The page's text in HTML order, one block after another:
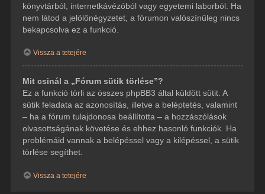
könyvtárból, internetkávézóból vagy egyetemi laborból. Ha
nem látod a jelölőnégyzetet, a fórumon valószínűleg nincs
bekapcsolva ez a funkció.
Vissza a tetejére
Mit csinál a „Fórum sütik törlése”?
Ez a funkció törli az összes phpBB3 által küldött sütit. A
sütik feladata az azonosítás, illetve a beléptetés, valamint
– ha a fórum tulajdonosa beállította – a hozzászólások
olvasottságának követése és ehhez hasonló funkciók. Ha
problémáid vannak a belépéssel vagy a kilépéssel, a sütik
törlése segíthet.
Vissza a tetejére